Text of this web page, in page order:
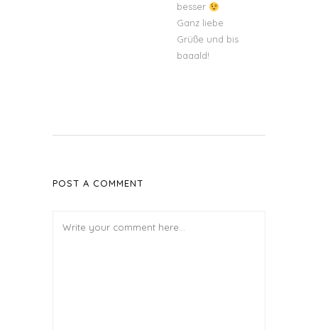
besser
Ganz liebe
Grüße und bis
baaald!
POST A COMMENT